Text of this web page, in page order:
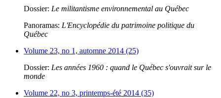
Dossier: Le militantisme environnemental au Québec
Panoramas: L'Encyclopédie du patrimoine politique du
Québec
Volume 23, no 1, automne 2014 (25)
Dossier: Les années 1960 : quand le Québec s'ouvrait sur le
monde
Volume 22, no 3, printemps-été 2014 (35)